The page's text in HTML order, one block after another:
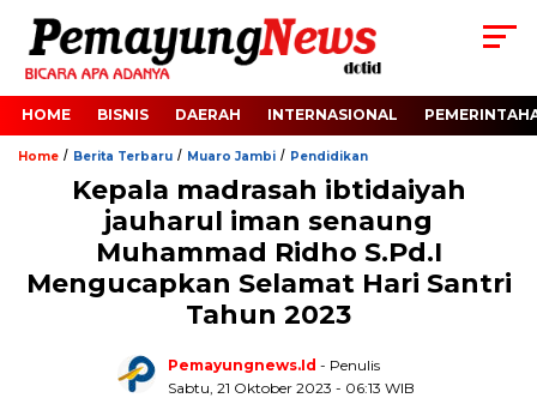
HOME BISNIS DAERAH INTERNASIONAL
Home / Berita Terbaru / Muaro Jambi / Pendidikan
Kepala madrasah ibtidaiyah
jauharul iman senaung
Muhammad Ridho S.Pd.I
Mengucapkan Selamat Hari Santri
Tahun 2023
Pemayungnews.id - Penulis
Sabtu, 21 Oktober 2023 - 06:13 WIB